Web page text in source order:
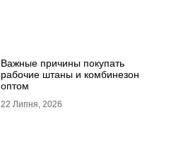
Важные причины покупать
рабочие штаны и комбинезон
оптом
22 Липня, 2026